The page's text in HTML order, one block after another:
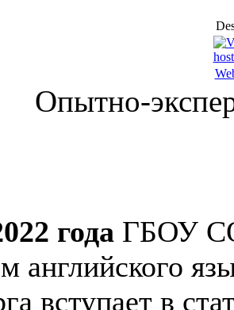
Опытно-
года ГБОУ
английского
вступает в